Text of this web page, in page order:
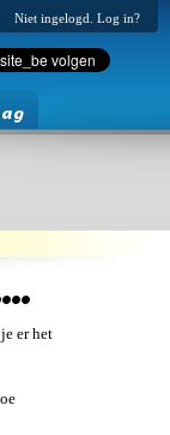
Niet ingelogd. Log in?
er het